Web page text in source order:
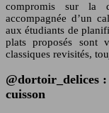
compromis sur la
accompagnée d’un
aux étudiants de
plats proposés sont
classiques revisités,
@dortoir_delices
cuisson